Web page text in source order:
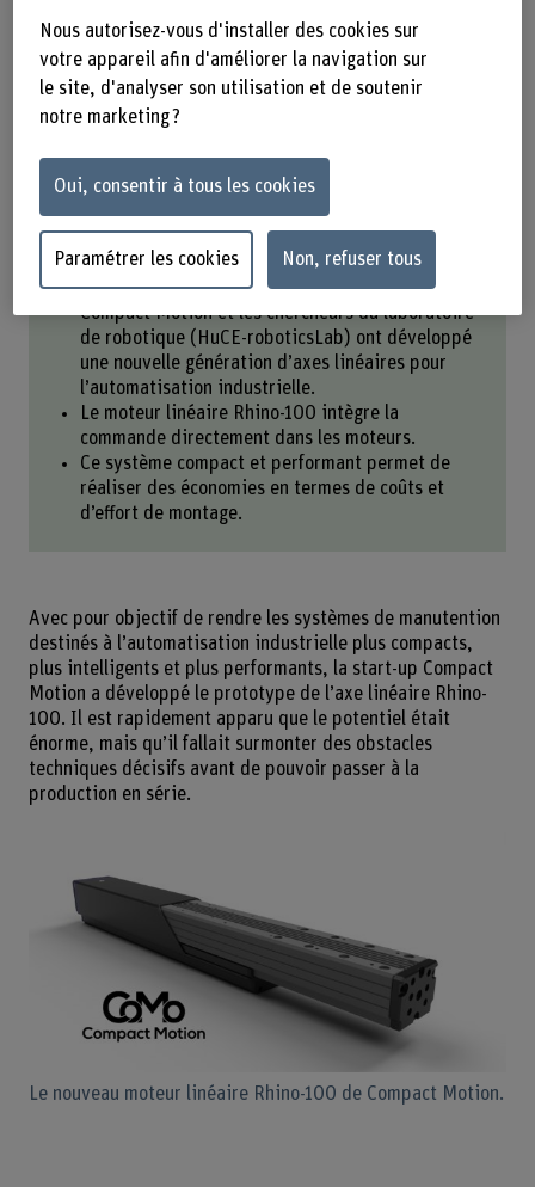
d’une nouvelle ère pour les axes
linéaires.
L'essentiel en bref
Dans le cadre d’un projet Innosuisse, la start-up
Compact Motion et les chercheurs du laboratoire
de robotique (HuCE-roboticsLab) ont développé
une nouvelle génération d’axes linéaires pour
l’automatisation industrielle.
Le moteur linéaire Rhino-100 intègre la
commande directement dans les moteurs.
Ce système compact et performant permet de
réaliser des économies en termes de coûts et
d’effort de montage.
Avec pour objectif de rendre les systèmes de manutention
destinés à l’automatisation industrielle plus compacts,
plus intelligents et plus performants, la start-up Compact
Motion a développé le prototype de l’axe linéaire Rhino-
100. Il est rapidement apparu que le potentiel était
énorme, mais qu’il fallait surmonter des obstacles
techniques décisifs avant de pouvoir passer à la
production en série.
Le nouveau moteur linéaire Rhino-100 de Compact Motion.
Nous autorisez-vous d'installer des cookies sur
votre appareil afin d'améliorer la navigation sur
le site, d'analyser son utilisation et de soutenir
notre marketing ?
Oui, consentir à tous les cookies
Paramétrer les cookies Non, refuser tous